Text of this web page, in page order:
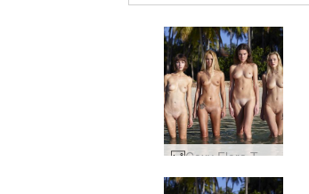
Coxy Flora Thea Zaika 4 divy #30